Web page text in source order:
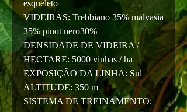
esqueleto
VIDEIRAS: Trebbiano 35% malvasia
35% pinot nero30%
DENSIDADE DE VIDEIRA /
HECTARE: 5000 vinhas / ha
EXPOSIÇÃO DA LINHA: Sul
ALTITUDE: 350 m
SISTEMA DE TREINAMENTO: